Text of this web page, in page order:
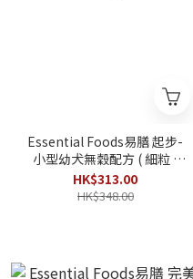
Essential Foods易膳 起步-
小型幼犬無穀配方 ( 細粒 )
2.5kg
HK$313.00
HK$348.00